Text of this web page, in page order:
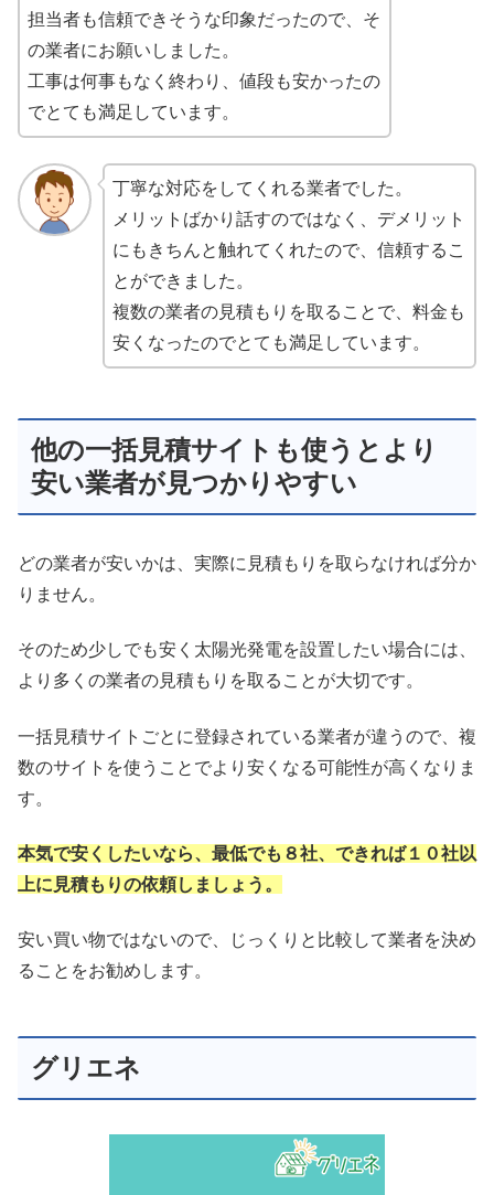
担当者も信頼できそうな印象だったので、そ
の業者にお願いしました。
工事は何事もなく終わり、値段も安かったの
でとても満足しています。
丁寧な対応をしてくれる業者でした。
メリットばかり話すのではなく、デメリット
にもきちんと触れてくれたので、信頼するこ
とができました。
複数の業者の見積もりを取ることで、料金も
安くなったのでとても満足しています。
他の一括見積サイトも使うとより
安い業者が見つかりやすい
どの業者が安いかは、実際に見積もりを取らなければ分か
りません。
そのため少しでも安く太陽光発電を設置したい場合には、
より多くの業者の見積もりを取ることが大切です。
一括見積サイトごとに登録されている業者が違うので、複
数のサイトを使うことでより安くなる可能性が高くなりま
す。
本気で安くしたいなら、最低でも８社、できれば１０社以
上に見積もりの依頼しましょう。
安い買い物ではないので、じっくりと比較して業者を決め
ることをお勧めします。
グリエネ